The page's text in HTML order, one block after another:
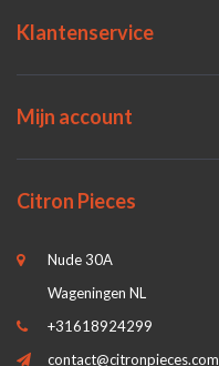
Klantenservice
Mijn account
Citron Pieces
Nude 30A
Wageningen NL
+31618924299
contact@citronpieces.com